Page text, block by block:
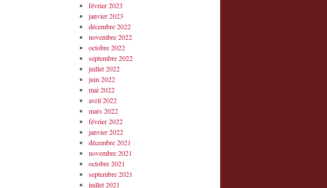
février 2023
janvier 2023
décembre 2022
novembre 2022
octobre 2022
septembre 2022
juillet 2022
juin 2022
mai 2022
avril 2022
mars 2022
février 2022
janvier 2022
décembre 2021
novembre 2021
octobre 2021
septembre 2021
juillet 2021